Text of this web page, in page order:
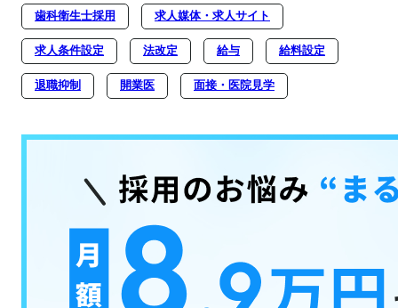
歯科衛生士採用 求人媒体・求人サイト
求人条件設定 法改定 給与 給料設定
退職抑制 開業医 面接・医院見学